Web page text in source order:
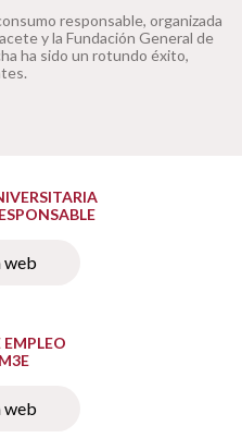
responsable, organizada
y la Fundación General de
ha sido un rotundo éxito,
web
EMPLEO
web